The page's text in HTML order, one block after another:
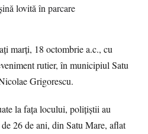
marți, 18 octombrie a.c., cu
rutier, în municipiul Satu
Grigorescu.
la fața locului, polițiștii au
26 de ani, din Satu Mare, aflat